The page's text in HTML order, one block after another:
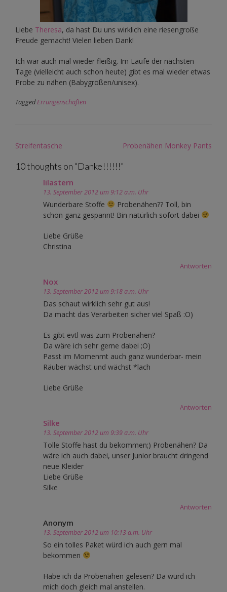
Liebe Theresa, da hast Du uns wirklich eine riesengroße
Freude gemacht! Vielen lieben Dank!
Ich war auch mal wieder fleißig. Im Laufe der nächsten
Tage (vielleicht auch schon heute) gibt es mal wieder etwas
Probe zu nähen (Babygrößen/unisex).
TaggedErrungenschaften
Post
Streifentasche Probenähen Monkey Pants
10 thoughts on “Danke!!!!!!”
lilastern
13. September 2012 um 9:12 a.m. Uhr
Wunderbare Stoffe
Probenähen?? Toll, bin
schon ganz gespannt! Bin natürlich sofort dabei
Liebe Grüße
Christina
Antworten
Nox
13. September 2012 um 9:18 a.m. Uhr
Das schaut wirklich sehr gut aus!
Da macht das Verarbeiten sicher viel Spaß :O)
Es gibt evtl was zum Probenähen?
Da wäre ich sehr gerne dabei ;O)
Passt im Momenmt auch ganz wunderbar- mein
Räuber wächst und wächst *lach
Liebe Grüße
Antworten
Silke
13. September 2012 um 9:39 a.m. Uhr
Tolle Stoffe hast du bekommen;) Probenähen? Da
wäre ich auch dabei, unser Junior braucht dringend
neue Kleider
Liebe Grüße
Silke
Antworten
Anonym
13. September 2012 um 10:13 a.m. Uhr
So ein tolles Paket würd ich auch gern mal
bekommen
Habe ich da Probenähen gelesen? Da würd ich
mich doch gleich mal anstellen.